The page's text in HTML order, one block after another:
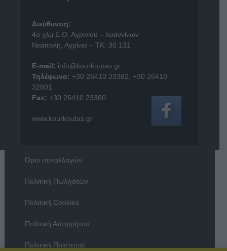
Διεύθυνση:
4o χλμ Ε.Ο. Αγρινίου – Ιωαννίνων
Νεάπολη, Αγρίνιο – ΤΚ: 30 131
E-mail: info@kourkoutas.gr
Τηλέφωνα: +30 26410 23382
+30 26410
32801
Fax: +30 26410 23360
www.kourkoutas.gr
Όροι συναλλαγών
Πολιτική Πωλήσεων
Πολιτική Cookies
Πολιτική Απορρήτου
Πολιτική Ποιότητας